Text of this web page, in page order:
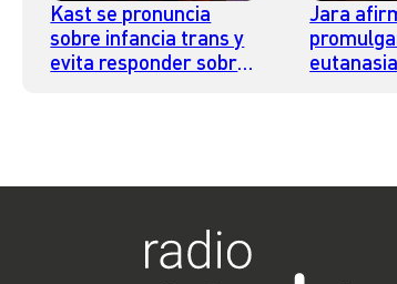
Kast se pronuncia
sobre infancia trans y
evita responder sobre
Jara